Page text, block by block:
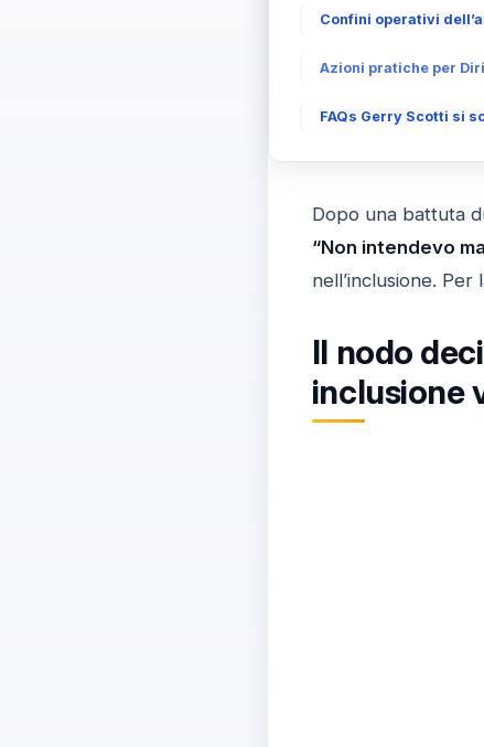
Confini operativi
Azioni pratiche per
FAQs Gerry Scotti si
Dopo una battuta
“Non intendevo
nell’inclusione. Per
Il nodo
inclusione